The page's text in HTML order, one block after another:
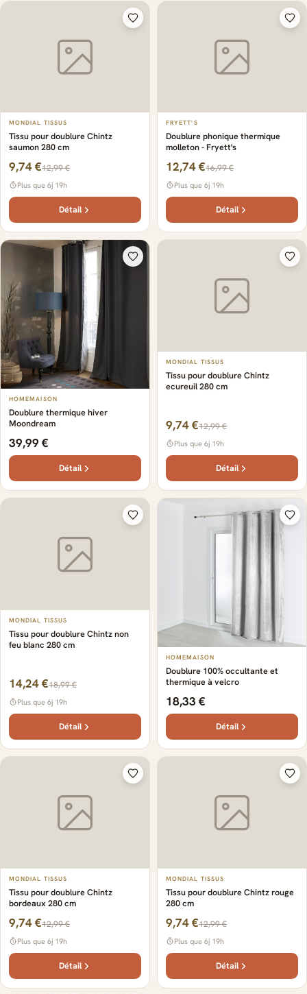
MONDIAL TISSUS
Tissu pour doublure Chintz
saumon 280 cm
9,74 €12,99 €
Plus que 6j 19h
Détail
FRYETT'S
Doublure phonique thermique
molleton - Fryett's
12,74 €16,99 €
Plus que 6j 19h
Détail
HOMEMAISON
Doublure thermique hiver
Moondream
39,99 €
Détail
MONDIAL TISSUS
Tissu pour doublure Chintz
ecureuil 280 cm
9,74 €12,99 €
Plus que 6j 19h
Détail
MONDIAL TISSUS
Tissu pour doublure Chintz non
feu blanc 280 cm
14,24 €18,99 €
Plus que 6j 19h
Détail
HOMEMAISON
Doublure 100% occultante et
thermique à velcro
18,33 €
Détail
MONDIAL TISSUS
Tissu pour doublure Chintz
bordeaux 280 cm
9,74 €12,99 €
Plus que 6j 19h
Détail
MONDIAL TISSUS
Tissu pour doublure Chintz rouge
280 cm
9,74 €12,99 €
Plus que 6j 19h
Détail